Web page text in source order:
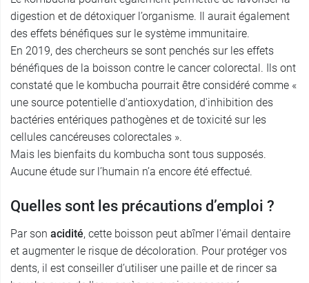
digestion et de détoxiquer l’organisme. Il aurait également
des effets bénéfiques sur le système immunitaire.
En 2019, des chercheurs se sont penchés sur les effets
bénéfiques de la boisson contre le cancer colorectal. Ils ont
constaté que le kombucha pourrait être considéré comme «
une source potentielle d'antioxydation, d'inhibition des
bactéries entériques pathogènes et de toxicité sur les
cellules cancéreuses colorectales ».
Mais les bienfaits du kombucha sont tous supposés.
Aucune étude sur l’humain n’a encore été effectué.
Quelles sont les précautions d’emploi ?
Par son acidité, cette boisson peut abîmer l'émail dentaire
et augmenter le risque de décoloration. Pour protéger vos
dents, il est conseiller d’utiliser une paille et de rincer sa